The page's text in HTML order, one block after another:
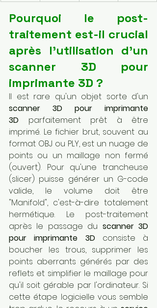
Pourquoi le post-
traitement est-il crucial
après l'utilisation d'un
scanner 3D pour
imprimante 3D ?
scanner 3D pour imprimante
3D parfaitement prêt à être
imprimé. Le fichier brut, souvent au
format OBJ ou PLY, est un nuage de
points ou un maillage non fermé
(ouvert). Pour qu'une trancheuse
(slicer) puisse générer un G-code
valide, le volume doit être
"Manifold", c'est-à-dire totalement
hermétique. Le post-traitement
après le passage du scanner 3D
pour imprimante 3D consiste à
boucher les trous, supprimer les
points aberrants générés par des
reflets et simplifier le maillage pour
qu'il soit gérable par l'ordinateur. Si
cette étape logicielle vous semble